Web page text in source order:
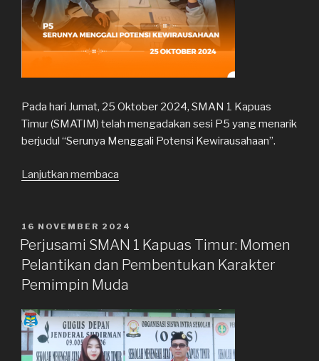
Pada hari Jumat, 25 Oktober 2024, SMAN 1 Kapuas
Timur (SMATIM) telah mengadakan sesi P5 yang menarik
berjudul “Serunya Menggali Potensi Kewirausahaan”.
Lanjutkan membaca
Kewirausahaan
Melalui
P5”
DIPOSKAN
PADA
16 NOVEMBER 2024
Perjusami SMAN 1 Kapuas Timur: Momen
Pelantikan dan Pembentukan Karakter
Pemimpin Muda